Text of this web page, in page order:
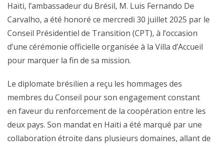
Haïti, l’ambassadeur du Brésil, M. Luis Fernando De
Carvalho, a été honoré ce mercredi 30 juillet 2025 par le
Conseil Présidentiel de Transition (CPT), à l’occasion
d’une cérémonie officielle organisée à la Villa d’Accueil
pour marquer la fin de sa mission.
Le diplomate brésilien a reçu les hommages des
membres du Conseil pour son engagement constant
en faveur du renforcement de la coopération entre les
deux pays. Son mandat en Haïti a été marqué par une
collaboration étroite dans plusieurs domaines, allant de